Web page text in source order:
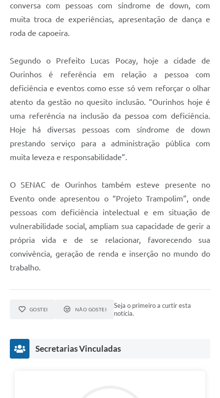
conversa com pessoas com síndrome de down, com
muita troca de experiências, apresentação de dança e
roda de capoeira.
Segundo o Prefeito Lucas Pocay, hoje a cidade de
Ourinhos é referência em relação a pessoa com
deficiência e eventos como esse só vem reforçar o olhar
atento da gestão no quesito inclusão. “Ourinhos hoje é
uma referência na inclusão da pessoa com deficiência.
Hoje há diversas pessoas com síndrome de down
prestando serviço para a administração pública com
muita leveza e responsabilidade”.
O SENAC de Ourinhos também esteve presente no
Evento onde apresentou o “Projeto Trampolim”, onde
pessoas com deficiência intelectual e em situação de
vulnerabilidade social, ampliam sua capacidade de gerir a
própria vida e de se relacionar, favorecendo sua
convivência, geração de renda e inserção no mundo do
trabalho.
GOSTEI NÃO GOSTEI
Seja o primeiro a curtir esta
notícia.
Secretarias Vinculadas